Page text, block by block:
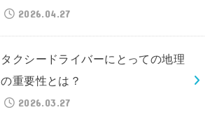
2026.04.27
タクシードライバーにとっての地理
の重要性とは？
2026.03.27